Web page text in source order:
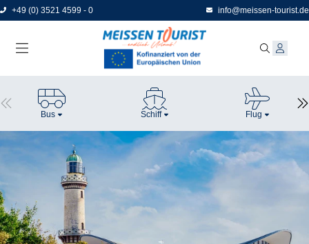
Direkt
zum
+49 (0) 3521 4599 - 0 info@meissen-tourist.de
Bus Schiff Flug